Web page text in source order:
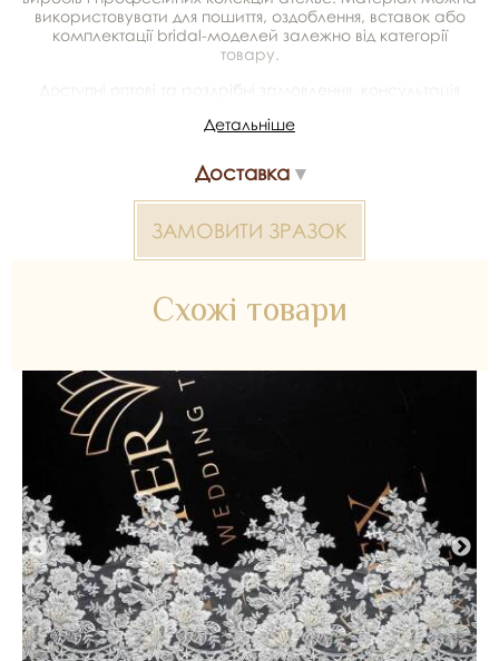
використовувати для пошиття, оздоблення, вставок або
комплектації bridal-моделей залежно від категорії
товару.
Доступні оптові та роздрібні замовлення, консультація
Артикул/SKU: 1765sku.
Мереживо корд+вишивка 2000000023649 — матеріал для
Детальніше
Доставка
ЗАМОВИТИ ЗРАЗОК
Схожі товари